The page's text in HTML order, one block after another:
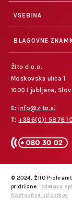
VSEBINA
BLAGOVNE
Žito d.o.o.
Moskovska ulica 1
1000 Ljubljana,
E: info@zito.si
T: +386(0)1 5876
© 2024, ŽITO
pridržane.
Izdelava
Nastavitve piškotkov